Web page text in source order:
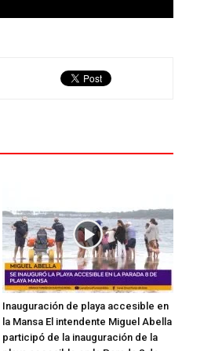
Inauguración de playa accesible en
la Mansa El intendente Miguel Abella
participó de la inauguración de la